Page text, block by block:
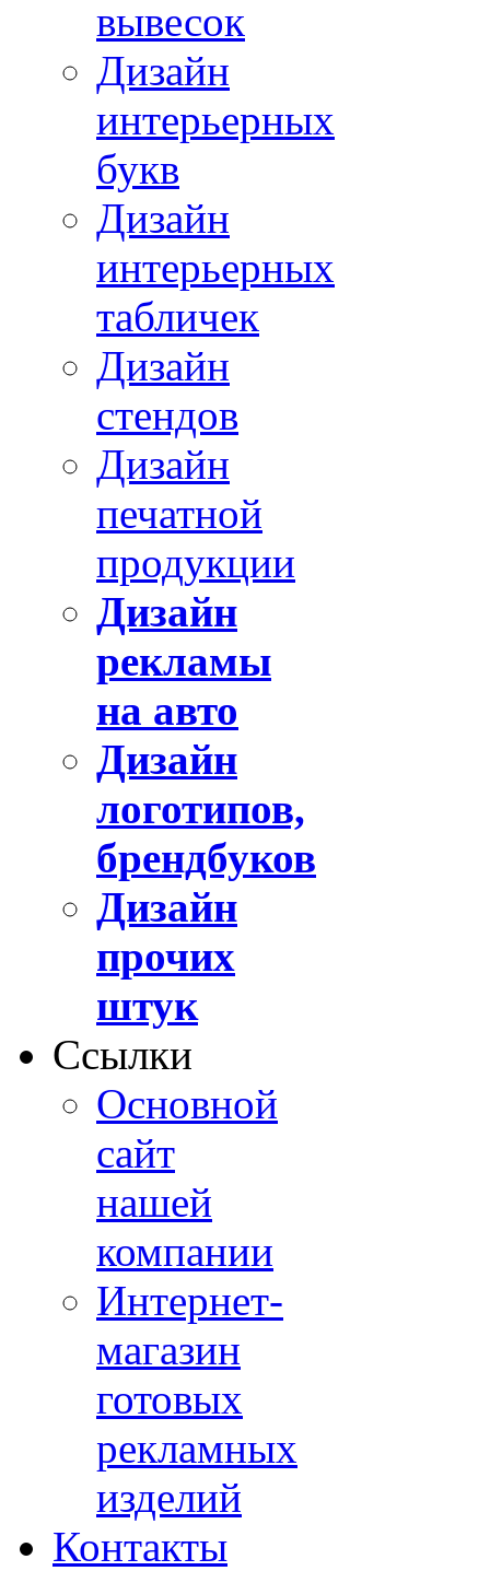
вывесок
Дизайн
интерьерных
букв
Дизайн
интерьерных
табличек
Дизайн
стендов
Дизайн
печатной
продукции
Дизайн
рекламы
на авто
Дизайн
логотипов,
брендбуков
Дизайн
прочих
штук
Ссылки
Основной
сайт
нашей
компании
Интернет-
магазин
готовых
рекламных
изделий
Контакты